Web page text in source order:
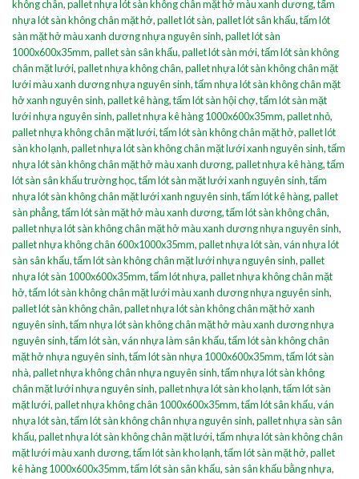
không chân,pallet nhựa lót sàn không chân mặt hở màu xanh dương,tấm
nhựa lót sàn không chân mặt hở,pallet lót sàn,pallet lót sân khấu,tấm lót
sàn mặt hở màu xanh dương nhựa nguyên sinh,pallet lót sàn
1000x600x35mm,pallet sàn sân khấu,pallet lót sàn mới,tấm lót sàn không
chân mặt lưới,pallet nhựa không chân,pallet nhựa lót sàn không chân mặt
lưới màu xanh dương nhựa nguyên sinh,tấm nhựa lót sàn không chân mặt
hở xanh nguyên sinh,pallet kê hàng,tấm lót sàn hội chợ,tấm lót sàn mặt
lưới nhựa nguyên sinh,pallet nhựa kê hàng 1000x600x35mm,pallet nhỏ,
pallet nhựa không chân mặt lưới,tấm lót sàn không chân mặt hở,pallet lót
sàn kho lạnh,pallet nhựa lót sàn không chân mặt lưới xanh nguyên sinh,tấm
nhựa lót sàn không chân mặt hở màu xanh dương,pallet nhựa kê hàng,tấm
lót sàn sân khấu trường học,tấm lót sàn mặt lưới xanh nguyên sinh,tấm
nhựa lót sàn không chân mặt lưới xanh nguyên sinh,tấm lót kê hàng,pallet
sàn phẳng,tấm lót sàn mặt hở màu xanh dương,tấm lót sàn không chân,
pallet nhựa lót sàn không chân mặt hở màu xanh dương nhựa nguyên sinh,
pallet nhựa không chân 600x1000x35mm,pallet nhựa lót sàn,ván nhựa lót
sàn sân khấu,tấm lót sàn không chân mặt lưới nhựa nguyên sinh,pallet
nhựa lót sàn 1000x600x35mm,tấm lót nhựa,pallet nhựa không chân mặt
hở,tấm lót sàn không chân mặt lưới màu xanh dương nhựa nguyên sinh,
pallet lót sàn không chân,pallet nhựa lót sàn không chân mặt hở xanh
nguyên sinh,tấm nhựa lót sàn không chân mặt hở màu xanh dương nhựa
nguyên sinh,tấm lót sàn,ván nhựa làm sân khấu,tấm lót sàn không chân
mặt hở nhựa nguyên sinh,tấm lót sàn nhựa 1000x600x35mm,tấm lót sàn
nhà,pallet nhựa không chân nhựa nguyên sinh,tấm nhựa lót sàn không
chân mặt lưới nhựa nguyên sinh,pallet nhựa lót sàn kho lạnh,tấm lót sàn
mặt lưới,pallet nhựa không chân 1000x600x35mm,tấm lót sân khấu,ván
nhựa lót sàn,tấm lót sàn không chân nhựa nguyên sinh,pallet nhựa sàn sân
khấu,pallet nhựa lót sàn không chân mặt lưới,tấm nhựa lót sàn không chân
mặt lưới màu xanh dương,tấm lót sàn kho lạnh,tấm lót sàn mặt hở,pallet
kê hàng 1000x600x35mm,tấm lót sàn sân khấu, sàn sân khấu bằng nhựa,